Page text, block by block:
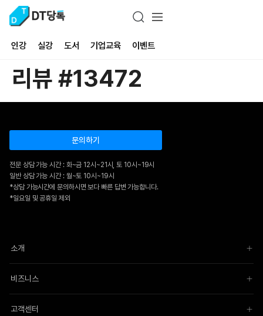
인강 실강 도서 기업교육 이벤트
리뷰 #13472
문의하기
전문 상담 가능 시간 : 화~금 12시~21시, 토 10시~19시
일반 상담 가능 시간 : 월~토 10시~19시
*상담 가능시간에 문의하시면 보다 빠른 답변 가능합니다.
*일요일 및 공휴일 제외
소개
비즈니스
고객센터